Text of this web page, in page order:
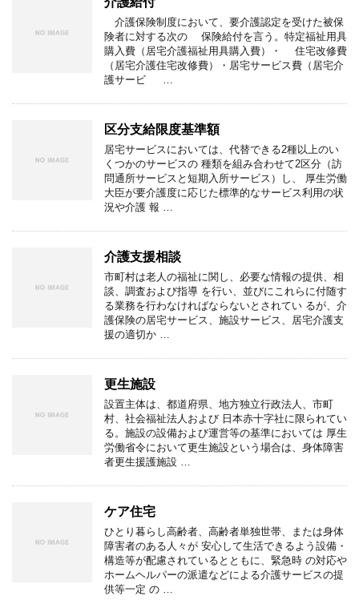
介護保険制度において、要介護認定を受けた被保
険者に対する次の 保険給付を言う。特定福祉用具
購入費（居宅介護福祉用具購入費）・ 住宅改修費
（居宅介護住宅改修費）・居宅サービス費（居宅介
護サービ …
区分支給限度基準額
居宅サービスにおいては、代替できる2種以上のい
くつかのサービスの 種類を組み合わせて2区分（訪
問通所サービスと短期入所サービス）し、 厚生労働
大臣が要介護度に応じた標準的なサービス利用の状
況や介護 報 …
介護支援相談
市町村は老人の福祉に関し、必要な情報の提供、相
談、調査および指導 を行い、並びにこれらに付随す
る業務を行わなければならないとされてい るが、介
護保険の居宅サービス、施設サービス、居宅介護支
援の適切か …
更生施設
設置主体は、都道府県、地方独立行政法人、市町
村、社会福祉法人および 日本赤十字社に限られてい
る。施設の設備および運営等の基準においては 厚生
労働省令において更生施設という場合は、身体障害
者更生援護施設 …
ケア住宅
ひとり暮らし高齢者、高齢者単独世帯、または身体
障害者のある人々が 安心して生活できるよう設備・
構造等が配慮されているとともに、緊急時 の対応や
ホームヘルパーの派遣などによる介護サービスの提
供等一定 の …